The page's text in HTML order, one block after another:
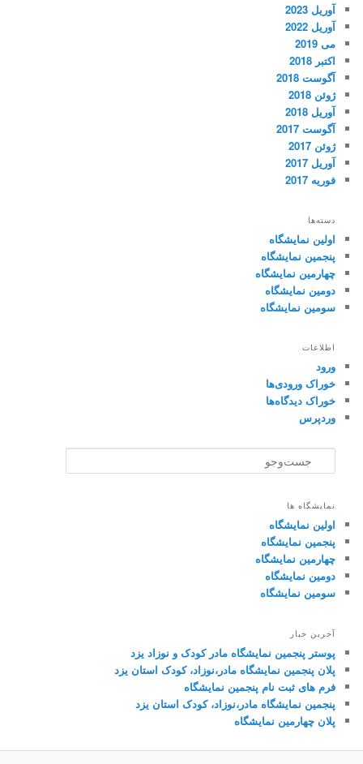
آوریل 2023
آوریل 2022
می 2019
اکتبر 2018
آگوست 2018
ژوئن 2018
آوریل 2018
آگوست 2017
ژوئن 2017
آوریل 2017
فوریه 2017
دسته‌ها
اولین نمایشگاه
پنجمین نمایشگاه
چهارمین نمایشگاه
دومین نمایشگاه
سومین نمایشگاه
اطلاعات
ورود
خوراک ورودی‌ها
خوراک دیدگاه‌ها
وردپرس
س
و
ج
و
نمایشگاه ها
اولین نمایشگاه
پنجمین نمایشگاه
چهارمین نمایشگاه
دومین نمایشگاه
سومین نمایشگاه
آخرین خبار
پوستر پنجمین نمایشگاه مادر کودک و نوزاد یزد
پلان پنجمین نمایشگاه مادر،نوزاد، کودک استان یزد
فرم های ثبت نام پنجمین نمایشگاه
پنجمین نمایشگاه مادر،نوزاد، کودک استان یزد
پلان چهارمین نمایشگاه